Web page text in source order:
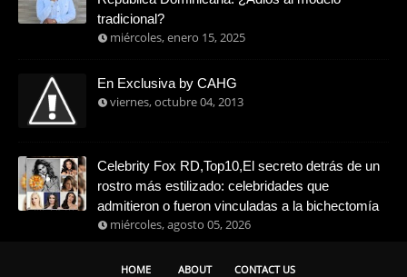
tradicional?
miércoles, enero 15, 2025
En Exclusiva by CAHG
viernes, octubre 04, 2013
Celebrity Fox RD,Top10,El secreto detrás de un
rostro más estilizado: celebridades que
admitieron o fueron vinculadas a la bichectomía
miércoles, agosto 05, 2026
HOME ABOUT CONTACT US